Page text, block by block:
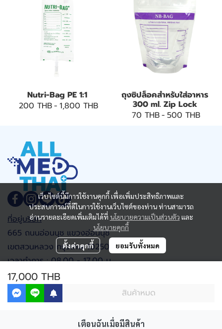
Nutri-Bag PE 1:1
200 THB- 1,800 THB
ถุงซิปล็อคสำหรับใส่อาหาร
300 ml. Zip Lock
70 THB- 500 THB
17,000 THB
สินค้าหมด
เตือนฉันเมื่อมีสินค้า
เว็บไซต์นี้มีการใช้งานคุกกี้ เพื่อเพิ่มประสิทธิภาพและ
ประสบการณ์ที่ดีในการใช้งานเว็บไซต์ของท่าน ท่านสามารถ
อ่านรายละเอียดเพิ่มเติมได้ที่ นโยบายความเป็นส่วนตัว และ
นโยบายคุกกี้
ตั้งค่าคุกกี้ ยอมรับทั้งหมด
ที่อยู่บริษัท
665 ถนนอ่อนนุช แขวงอ่อนนุช
เขตสวนหลวง กรุงเทพ 10250
เวลาทำการ : 08.00 - 17.00 น.
ติดต่อเรา
โทร : 02-311-2122,061-998-7368
อีเมล :allmedthai.online@gmail.com